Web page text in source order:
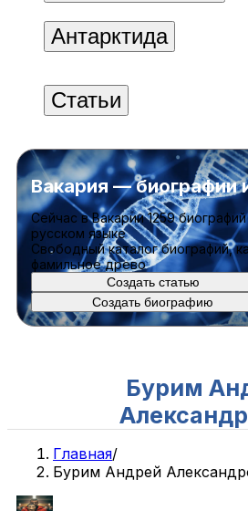
Антарктида
Статьи
Вакария — биографии
Cейчас в Вакарии1259 биографий
русском языке
Свободный каталог биографий,
фамильное древо
Создать статью
Создать биографию
Бурим
Главная/
Бурим Андрей